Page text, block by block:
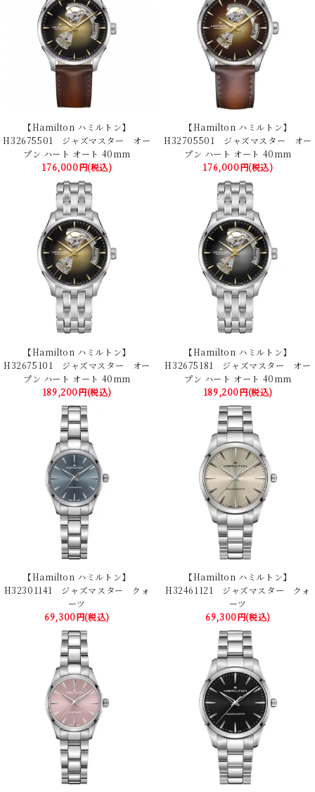
【Hamilton ハミルトン】
H32675501 ジャズマスター オー
プン ハート オート 40mm
176,000円(税込)
【Hamilton ハミルトン】
H32705501 ジャズマスター オー
プン ハート オート 40mm
176,000円(税込)
【Hamilton ハミルトン】
H32675101 ジャズマスター オー
プン ハート オート 40mm
189,200円(税込)
【Hamilton ハミルトン】
H32675181 ジャズマスター オー
プン ハート オート 40mm
189,200円(税込)
【Hamilton ハミルトン】
H32301141 ジャズマスター クォ
ーツ
69,300円(税込)
【Hamilton ハミルトン】
H32461121 ジャズマスター クォ
ーツ
69,300円(税込)